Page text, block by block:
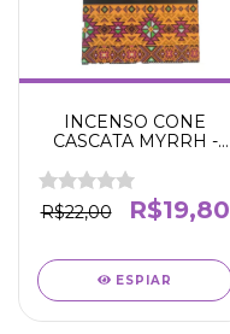
INCENSO CONE
CASCATA MYRRH -
Combate energias
negativas - Proteção -
Relaxamento -
R$22,00 R$19,80
ESPIAR